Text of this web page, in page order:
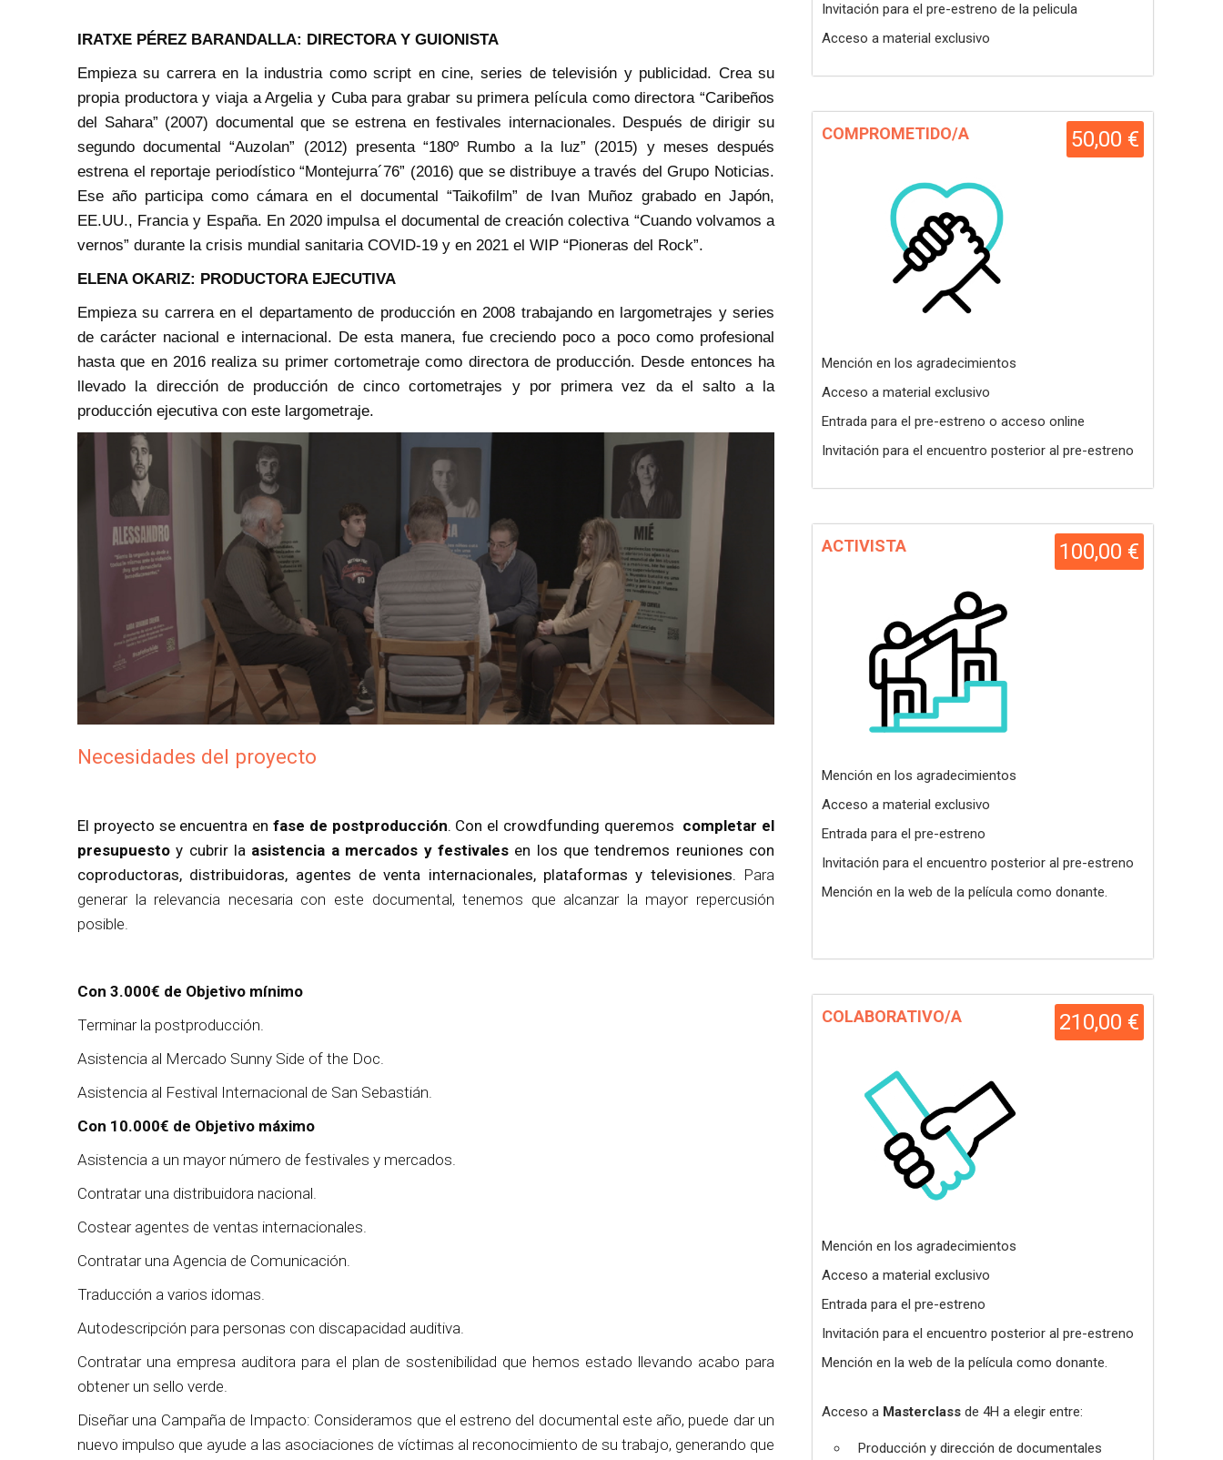
IRATXE PÉREZ BARANDALLA: DIRECTORA Y GUIONISTA
Empieza su carrera en la industria como script en cine, series de televisión y publicidad. Crea su
propia productora y viaja a Argelia y Cuba para grabar su primera película como directora “Caribeños
del Sahara” (2007) documental que se estrena en festivales internacionales. Después de dirigir su
segundo documental “Auzolan” (2012) presenta “180º Rumbo a la luz” (2015) y meses después
estrena el reportaje periodístico “Montejurra´76” (2016) que se distribuye a través del Grupo Noticias.
Ese año participa como cámara en el documental “Taikofilm” de Ivan Muñoz grabado en Japón,
EE.UU., Francia y España. En 2020 impulsa el documental de creación colectiva “Cuando volvamos a
vernos” durante la crisis mundial sanitaria COVID-19 y en 2021 el WIP “Pioneras del Rock”.
ELENA OKARIZ: PRODUCTORA EJECUTIVA
Empieza su carrera en el departamento de producción en 2008 trabajando en largometrajes y series
de carácter nacional e internacional. De esta manera, fue creciendo poco a poco como profesional
hasta que en 2016 realiza su primer cortometraje como directora de producción. Desde entonces ha
llevado la dirección de producción de cinco cortometrajes y por primera vez da el salto a la
producción ejecutiva con este largometraje.
Necesidades del proyecto
El proyecto se encuentra en fase de postproducción. Con el crowdfunding queremos completar el
presupuesto y cubrir la asistencia a mercados y festivalesen los que tendremos reuniones con
coproductoras, distribuidoras, agentes de venta internacionales, plataformas y televisiones. Para
generar la relevancia necesaria con este documental, tenemos que alcanzar la mayor repercusión
posible.
Con 3.000€ de Objetivo mínimo
Terminar la postproducción.
Asistencia al Mercado Sunny Side of the Doc.
Asistencia al Festival Internacional de San Sebastián.
Con 10.000€ de Objetivo máximo
Asistencia a un mayor número de festivales y mercados.
Contratar una distribuidora nacional.
Costear agentes de ventas internacionales.
Contratar una Agencia de Comunicación.
Traducción a varios idomas.
Autodescripción para personas con discapacidad auditiva.
Contratar una empresa auditora para el plan de sostenibilidad que hemos estado llevando acabo para
obtener un sello verde.
Diseñar una Campaña de Impacto: Consideramos que el estreno del documental este año, puede dar un
nuevo impulso que ayude a las asociaciones de víctimas al reconocimiento de su trabajo, generando que
Invitación para el pre-estreno de la pelicula
Acceso a material exclusivo
50,00 €
COMPROMETIDO/A
Mención en los agradecimientos
Acceso a material exclusivo
Entrada para el pre-estreno o acceso online
Invitación para el encuentro posterior al pre-estreno
100,00 €
ACTIVISTA
Mención en los agradecimientos
Acceso a material exclusivo
Entrada para el pre-estreno
Invitación para el encuentro posterior al pre-estreno
Mención en la web de la película como donante.
210,00 €
COLABORATIVO/A
Mención en los agradecimientos
Acceso a material exclusivo
Entrada para el pre-estreno
Invitación para el encuentro posterior al pre-estreno
Mención en la web de la película como donante.
Acceso a Masterclass de 4H a elegir entre:
Producción y dirección de documentales